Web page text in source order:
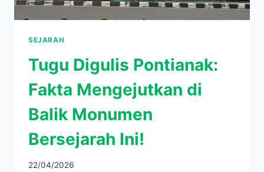
SEJARAH
Tugu Digulis Pontianak:
Fakta Mengejutkan di
Balik Monumen
Bersejarah Ini!
22/04/2026